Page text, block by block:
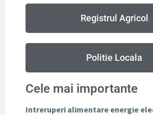
Registrul Agricol
Politie Locala
Cele mai importante
Intreruperi alimentare energie